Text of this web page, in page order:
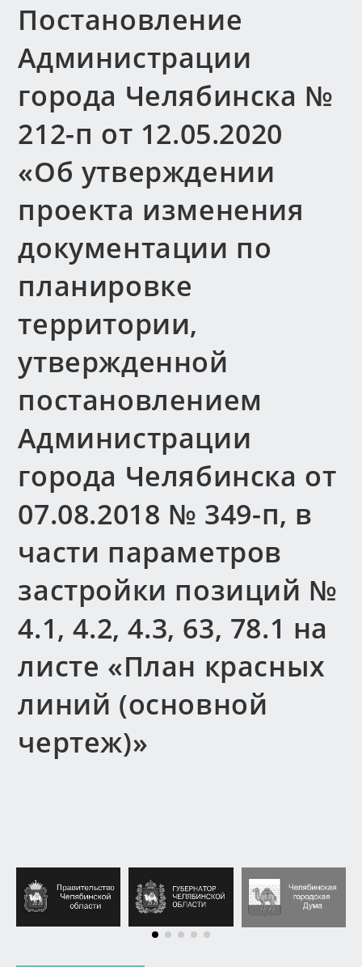
Постановление
Администрации
города Челябинска №
212-п от 12.05.2020
«Об утверждении
проекта изменения
документации по
планировке
территории,
утвержденной
постановлением
Администрации
города Челябинска от
07.08.2018 № 349-п, в
части параметров
застройки позиций №
4.1, 4.2, 4.3, 63, 78.1 на
листе «План красных
линий (основной
чертеж)»